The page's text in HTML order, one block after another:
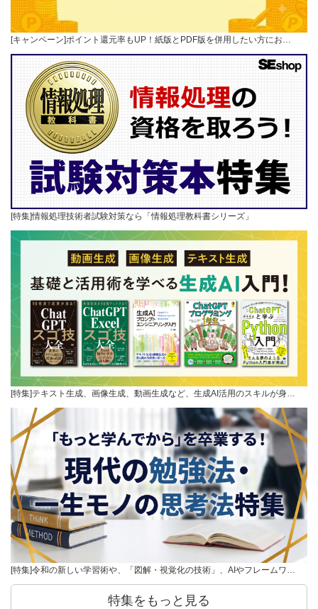
[キャンペーン]ポイント還元率もUP！紙版とPDF版を併用したい方にお…
[特集]情報処理技術者試験対策なら「情報処理教科書シリーズ」
[特集]テキスト生成、画像生成、動画生成など、生成AI活用のスキルが身…
[特集]令和の新しい学習術や、「図解・視覚化の技術」、AIやフレームワ…
特集をもっと見る